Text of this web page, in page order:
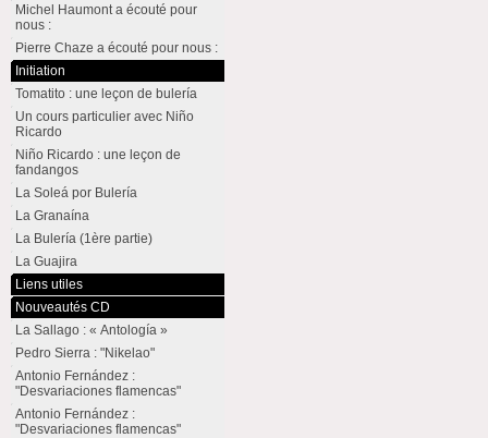
Michel Haumont a écouté pour
nous :
Pierre Chaze a écouté pour nous :
Initiation
Tomatito : une leçon de bulería
Un cours particulier avec Niño
Ricardo
Niño Ricardo : une leçon de
fandangos
La Soleá por Bulería
La Granaína
La Bulería (1ère partie)
La Guajira
Liens utiles
Nouveautés CD
La Sallago : « Antología »
Pedro Sierra : "Nikelao"
Antonio Fernández :
"Desvariaciones flamencas"
Antonio Fernández :
"Desvariaciones flamencas"